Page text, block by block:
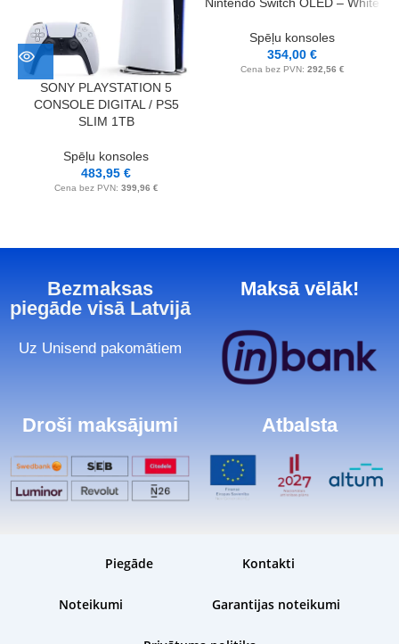
SONY PLAYSTATION 5
CONSOLE DIGITAL / PS5
SLIM 1TB
Spēļu konsoles
483,95€
Cena bez PVN: 399,96 €
Spēļu konsoles
354,00€
Cena bez PVN: 292,56 €
Bezmaksas
piegāde visā Latvijā
Uz Unisend pakomātiem
Maksā vēlāk!
Droši maksājumi Atbalsta
Piegāde Kontakti
Noteikumi Garantijas noteikumi